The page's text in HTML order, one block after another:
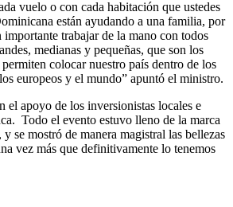
vuelo o con cada habitación que ustedes
están ayudando a una familia, por
importante trabajar de la mano con todos
medianas y pequeñas, que son los
colocar nuestro país dentro de los
europeos y el mundo” apuntó el ministro.
el apoyo de los inversionistas locales e
Todo el evento estuvo lleno de la marca
se mostró de manera magistral las bellezas
vez más que definitivamente lo tenemos